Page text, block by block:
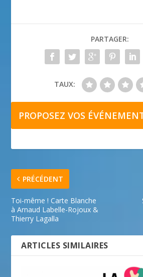
PARTAGER:
TAUX:
PROPOSEZ VOS
PRÉCÉDENT
Toi-même ! Carte Blanche
à Arnaud Labelle-Rojoux &
Thierry Lagalla
ARTICLES SIMILAIRES